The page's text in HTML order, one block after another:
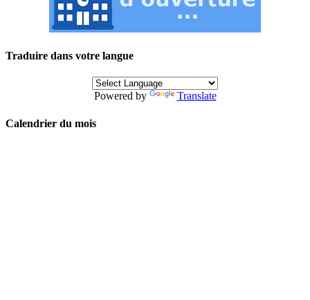
Traduire dans votre langue
Powered by Translate
Calendrier du mois